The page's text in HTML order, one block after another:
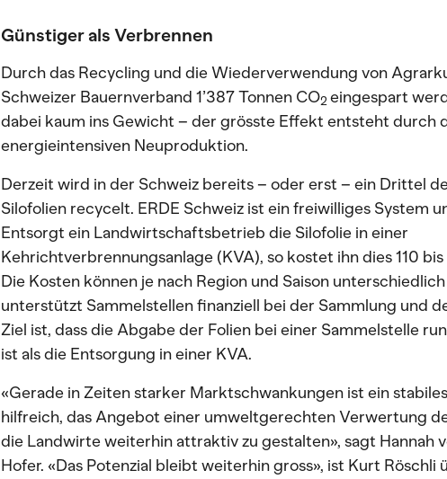
Günstiger als Verbrennen
Durch das Recycling und die Wiederverwendung von
Schweizer Bauernverband 1’387 Tonnen CO2eingespart
dabei kaum ins Gewicht – der grösste Effekt entsteht durch
energieintensiven Neuproduktion.
Derzeit wird in der Schweiz bereits – oder erst – ein Drittel
Silofolien recycelt. ERDE Schweiz ist ein freiwilliges System
Entsorgt ein Landwirtschaftsbetrieb die Silofolie in einer
Kehrichtverbrennungsanlage (KVA), so kostet ihn dies 110
Die Kosten können je nach Region und Saison
unterstützt Sammelstellen finanziell bei der Sammlung und
Ziel ist, dass die Abgabe der Folien bei einer Sammelstelle
ist als die Entsorgung in einer KVA.
«Gerade in Zeiten starker Marktschwankungen ist ein
hilfreich, das Angebot einer umweltgerechten Verwertung
die Landwirte weiterhin attraktiv zu gestalten», sagt Hannah
Hofer. «Das Potenzial bleibt weiterhin gross», ist Kurt Röschli